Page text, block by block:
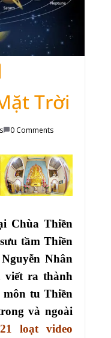
Trời
0 Comments
Chùa Thiền
tầm Thiền
Nhân
viết ra thành
môn tu Thiền
và ngoài
loạt video